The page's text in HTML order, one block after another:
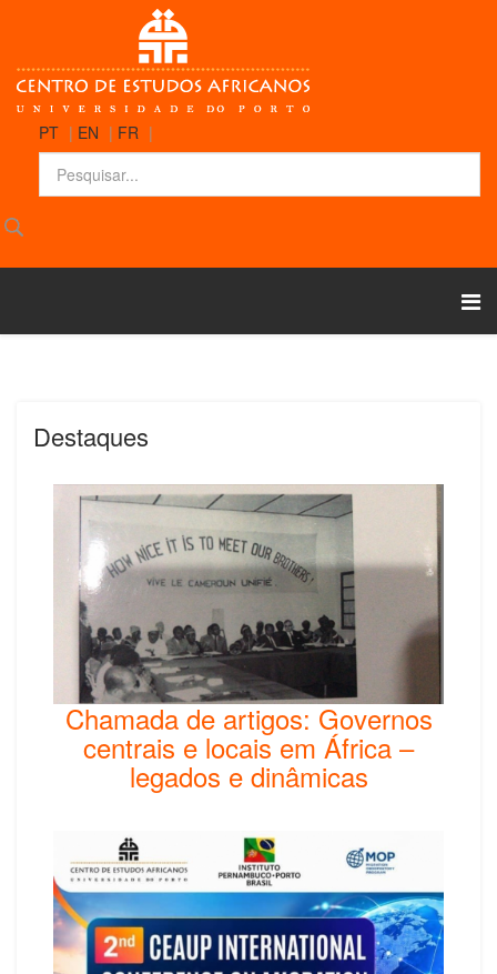
PT | EN | FR |
Destaques
Chamada de artigos: Governos
centrais e locais em África –
legados e dinâmicas